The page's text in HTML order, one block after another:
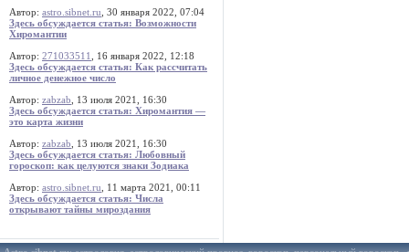
Автор: astro.sibnet.ru , 30 января 2022, 07:04
Здесь обсуждается статья: Возможности
Хиромантии
Автор: 271033511
, 16 января 2022, 12:18
Здесь обсуждается статья: Как рассчитать
личное денежное число
Автор: zabzab , 13 июля 2021, 16:30
Здесь обсуждается статья: Хиромантия —
это карта жизни
Автор: zabzab , 13 июля 2021, 16:30
Здесь обсуждается статья: Любовный
гороскоп: как целуются знаки Зодиака
Автор: astro.sibnet.ru , 11 марта 2021, 00:11
Здесь обсуждается статья: Числа
открывают тайны мироздания